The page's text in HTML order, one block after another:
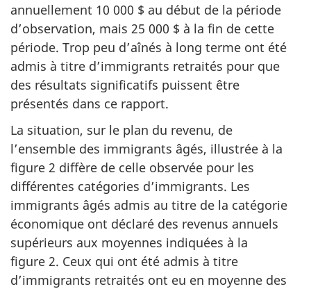
annuellement 10 000 $ au début de la période
d’observation, mais 25 000 $ à la fin de cette
période. Trop peu d’aînés à long terme ont été
admis à titre d’immigrants retraités pour que
des résultats significatifs puissent être
présentés dans ce rapport.
La situation, sur le plan du revenu, de
l’ensemble des immigrants âgés, illustrée à la
figure 2 diffère de celle observée pour les
différentes catégories d’immigrants. Les
immigrants âgés admis au titre de la catégorie
économique ont déclaré des revenus annuels
supérieurs aux moyennes indiquées à la
figure 2. Ceux qui ont été admis à titre
d’immigrants retraités ont eu en moyenne des